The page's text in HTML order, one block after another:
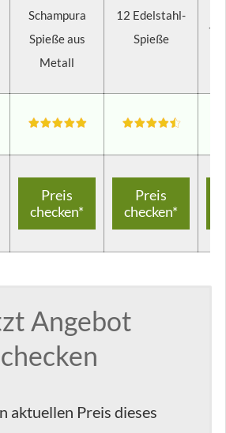
Schampura
Spieße aus
Metall
12 Edelstahl-
Spieße
+
Preis
checken*
Preis
checken*
Angebot
checken
aktuellen Preis dieses